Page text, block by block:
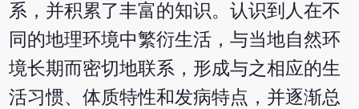
系，并积累了丰富的知识。认识到人在不
同的地理环境中繁衍生活，与当地自然环
境长期而密切地联系，形成与之相应的生
活习惯、体质特性和发病特点，并逐渐总